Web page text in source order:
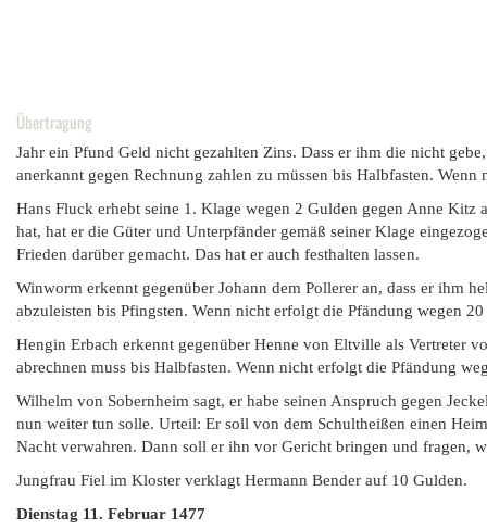
Übertragung
Jahr ein Pfund Geld nicht gezahlten Zins. Dass er ihm die nicht
anerkannt gegen Rechnung zahlen zu müssen bis Halbfasten.
Hans Fluck erhebt seine 1. Klage wegen 2 Gulden gegen Anne
hat, hat er die Güter und Unterpfänder gemäß seiner Klage
Frieden darüber gemacht. Das hat er auch festhalten lassen.
Winworm erkennt gegenüber Johann dem Pollerer an, dass er ihm
abzuleisten bis Pfingsten. Wenn nicht erfolgt die Pfändung wegen
Hengin Erbach erkennt gegenüber Henne von Eltville als Vertreter
abrechnen muss bis Halbfasten. Wenn nicht erfolgt die Pfändung
Wilhelm von Sobernheim sagt, er habe seinen Anspruch gegen
nun weiter tun solle. Urteil: Er soll von dem Schultheißen einen
Nacht verwahren. Dann soll er ihn vor Gericht bringen und fragen,
Jungfrau Fiel im Kloster verklagt Hermann Bender auf 10 Gulden.
Dienstag 11. Februar 1477